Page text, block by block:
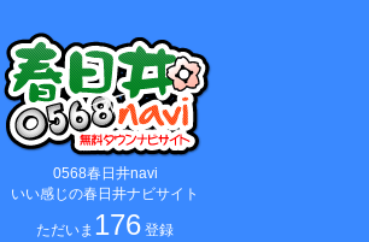
0568春日井navi
いい感じの春日井ナビサイト
ただいま 176 登録